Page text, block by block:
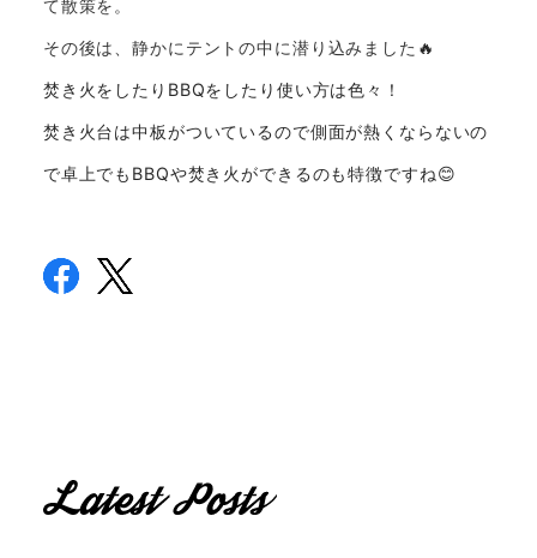
て散策を。
その後は、静かにテントの中に潜り込みました 🔥
焚き火をしたりBBQをしたり使い方は色々！
焚き火台は中板がついているので側面が熱くならないの
で卓上でもBBQや焚き火ができるのも特徴ですね😊